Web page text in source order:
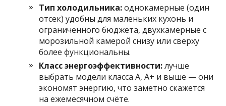
Тип холодильника:однокамерные (один
отсек) удобны для маленьких кухонь и
ограниченного бюджета, двухкамерные с
морозильной камерой снизу или сверху
более функциональны.
Класс энергоэффективности:лучше
выбрать модели класса A, A+ и выше — они
экономят энергию, что заметно скажется
на ежемесячном счёте.